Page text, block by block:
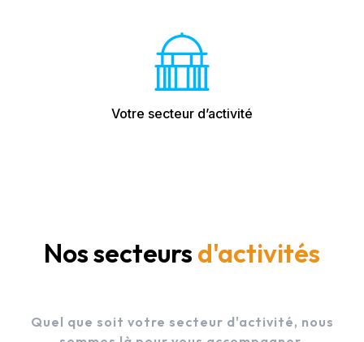
Votre secteur d’activité
Nos secteurs d'activités
Quel que soit votre secteur d'activité, nous